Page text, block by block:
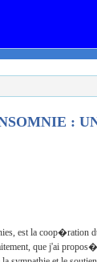
:
est la coop�ration
que j'ai